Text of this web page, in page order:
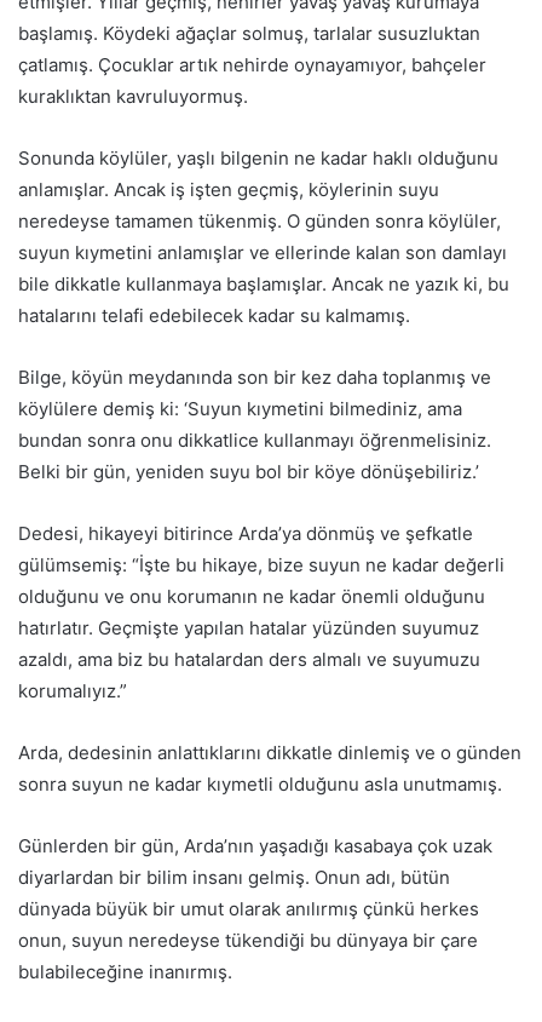
başlamış. Köydeki ağaçlar solmuş, tarlalar susuzluktan
çatlamış. Çocuklar artık nehirde oynayamıyor, bahçeler
kuraklıktan kavruluyormuş.
Sonunda köylüler, yaşlı bilgenin ne kadar haklı olduğunu
anlamışlar. Ancak iş işten geçmiş, köylerinin suyu
neredeyse tamamen tükenmiş. O günden sonra köylüler,
suyun kıymetini anlamışlar ve ellerinde kalan son damlayı
bile dikkatle kullanmaya başlamışlar. Ancak ne yazık ki, bu
hatalarını telafi edebilecek kadar su kalmamış.
Bilge, köyün meydanında son bir kez daha toplanmış ve
köylülere demiş ki: ‘Suyun kıymetini bilmediniz, ama
bundan sonra onu dikkatlice kullanmayı öğrenmelisiniz.
Belki bir gün, yeniden suyu bol bir köye dönüşebiliriz.’
Dedesi, hikayeyi bitirince Arda’ya dönmüş ve şefkatle
gülümsemiş: “İşte bu hikaye, bize suyun ne kadar değerli
olduğunu ve onu korumanın ne kadar önemli olduğunu
hatırlatır. Geçmişte yapılan hatalar yüzünden suyumuz
azaldı, ama biz bu hatalardan ders almalı ve suyumuzu
korumalıyız.”
Arda, dedesinin anlattıklarını dikkatle dinlemiş ve o günden
sonra suyun ne kadar kıymetli olduğunu asla unutmamış.
Günlerden bir gün, Arda’nın yaşadığı kasabaya çok uzak
diyarlardan bir bilim insanı gelmiş. Onun adı, bütün
dünyada büyük bir umut olarak anılırmış çünkü herkes
onun, suyun neredeyse tükendiği bu dünyaya bir çare
bulabileceğine inanırmış.